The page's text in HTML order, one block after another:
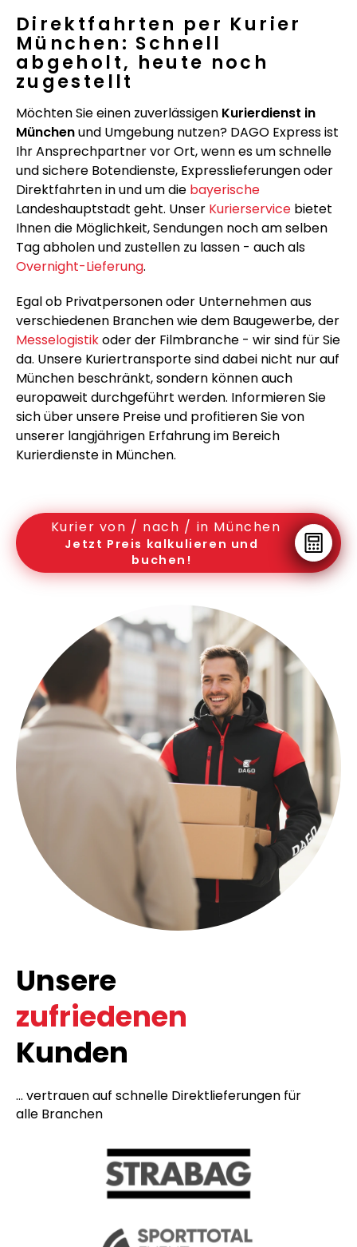
Direktfahrten per Kurier
München: Schnell
abgeholt, heute noch
zugestellt
Möchten Sie einen zuverlässigen Kurierdienst in
Münchenund Umgebung nutzen? DAGO Express ist
Ihr Ansprechpartner vor Ort, wenn es um schnelle
und sichere Botendienste, Expresslieferungen oder
Direktfahrten in und um die bayerische
Landeshauptstadt geht. Unser Kurierservice bietet
Ihnen die Möglichkeit, Sendungen noch am selben
Tag abholen und zustellen zu lassen - auch als
Overnight-Lieferung.
Egal ob Privatpersonen oder Unternehmen aus
verschiedenen Branchen wie dem Baugewerbe, der
Messelogistikoder der Filmbranche - wir sind für Sie
da. Unsere Kuriertransporte sind dabei nicht nur auf
München beschränkt, sondern können auch
europaweit durchgeführt werden. Informieren Sie
sich über unsere Preise und profitieren Sie von
unserer langjährigen Erfahrung im Bereich
Kurierdienste in München.
Kurier von / nach / in München
Jetzt Preis kalkulieren und
buchen!
Unsere
zufriedenen
Kunden
... vertrauen auf schnelle Direktlieferungen für
alle Branchen